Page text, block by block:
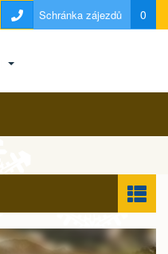
Schránka zájezdů 0